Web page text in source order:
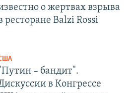
о жертвах взрыва
ресторане Balzi Rossi
– бандит".
в Конгрессе